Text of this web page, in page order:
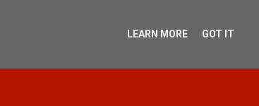
LEARN MORE GOT IT